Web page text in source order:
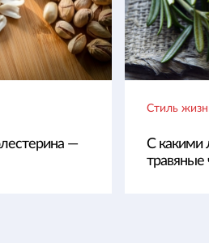
—
Стиль
С какими
травяные